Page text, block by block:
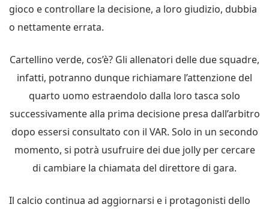
gioco e controllare la decisione, a loro giudizio, dubbia
o nettamente errata.
Cartellino verde, cos’è? Gli allenatori delle due squadre,
infatti, potranno dunque richiamare l’attenzione del
quarto uomo estraendolo dalla loro tasca solo
successivamente alla prima decisione presa dall’arbitro
dopo essersi consultato con il VAR. Solo in un secondo
momento, si potrà usufruire dei due jolly per cercare
di cambiare la chiamata del direttore di gara.
Il calcio continua ad aggiornarsi e i protagonisti dello